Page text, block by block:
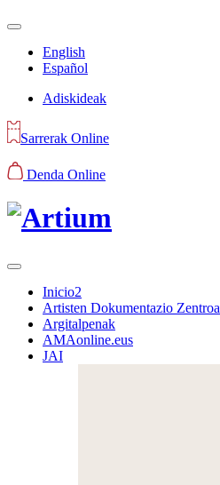
English
Español
Adiskideak
Sarrerak Online
Denda Online
Inicio2
Artisten Dokumentazio Zentroa
Argitalpenak
AMAonline.eus
JAI